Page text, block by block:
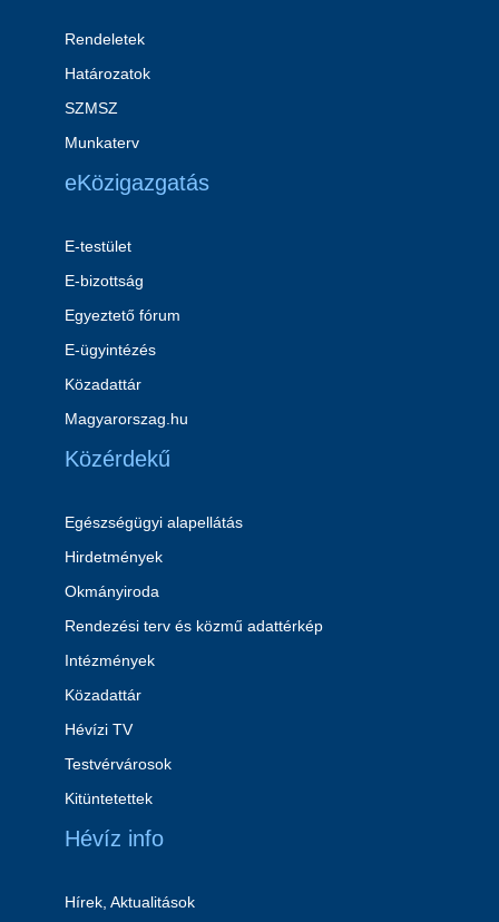
Rendeletek
Határozatok
SZMSZ
Munkaterv
eKözigazgatás
E-testület
E-bizottság
Egyeztető fórum
E-ügyintézés
Közadattár
Magyarorszag.hu
Közérdekű
Egészségügyi alapellátás
Hirdetmények
Okmányiroda
Rendezési terv és közmű adattérkép
Intézmények
Közadattár
Hévízi TV
Testvérvárosok
Kitüntetettek
Hévíz info
Hírek, Aktualitások